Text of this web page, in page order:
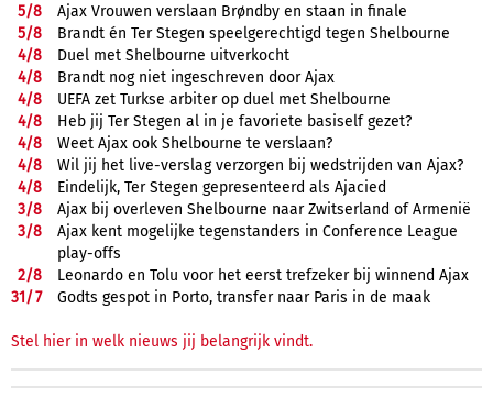
5/8
Ajax Vrouwen verslaan Brøndby en staan in finale
5/8
Brandt én Ter Stegen speelgerechtigd tegen Shelbourne
4/8
Duel met Shelbourne uitverkocht
4/8
Brandt nog niet ingeschreven door Ajax
4/8
UEFA zet Turkse arbiter op duel met Shelbourne
4/8
Heb jij Ter Stegen al in je favoriete basiself gezet?
4/8
Weet Ajax ook Shelbourne te verslaan?
4/8
Wil jij het live-verslag verzorgen bij wedstrijden van Ajax?
4/8
Eindelijk, Ter Stegen gepresenteerd als Ajacied
3/8
Ajax bij overleven Shelbourne naar Zwitserland of Armenië
3/8
Ajax kent mogelijke tegenstanders in Conference League
play-offs
2/8
Leonardo en Tolu voor het eerst trefzeker bij winnend Ajax
31/7 Godts gespot in Porto, transfer naar Paris in de maak
Stel hier in welk nieuws jij belangrijk vindt.